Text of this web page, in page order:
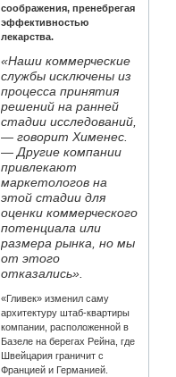
соображения, пренебрегая
эффективностью
лекарства.
«Наши коммерческие
службы исключены из
процесса принятия
решений на ранней
стадии исследований,
— говорит Хименес.
— Другие компании
привлекают
маркетологов на
этой стадии для
оценки коммерческого
потенциала или
размера рынка, но мы
от этого
отказались».
«Гливек» изменил саму
архитектуру штаб-квартиры
компании, расположенной в
Базеле на берегах Рейна, где
Швейцария граничит с
Францией и Германией.